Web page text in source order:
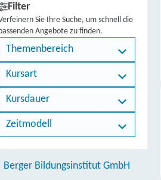
Filter
Sie Ihre Suche, um schnell die
Angebote zu finden.
Themenbereich
Kursart
Kursdauer
Zeitmodell
Berger Bildungsinstitut GmbH